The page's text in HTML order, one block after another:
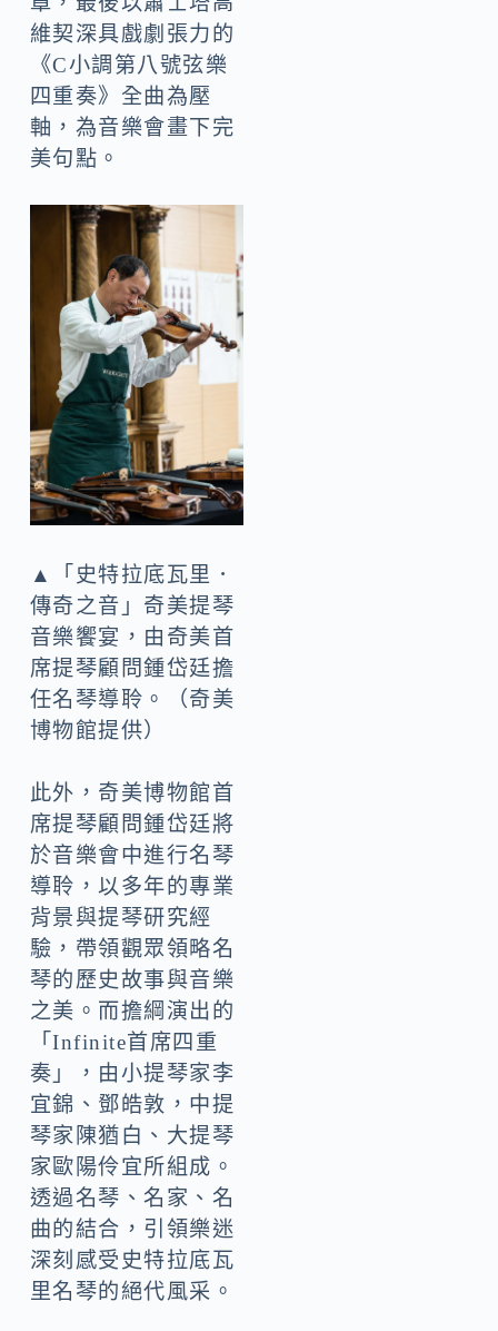
維契深具戲劇張力的
《C小調第八號弦樂
四重奏》全曲為壓
軸，為音樂會畫下完
美句點。
▲「史特拉底瓦里．
傳奇之音」奇美提琴
音樂饗宴，由奇美首
席提琴顧問鍾岱廷擔
任名琴導聆。（奇美
博物館提供）
此外，奇美博物館首
席提琴顧問鍾岱廷將
於音樂會中進行名琴
導聆，以多年的專業
背景與提琴研究經
驗，帶領觀眾領略名
琴的歷史故事與音樂
之美。而擔綱演出的
「Infinite首席四重
奏」，由小提琴家李
宜錦、鄧皓敦，中提
琴家陳猶白、大提琴
家歐陽伶宜所組成。
透過名琴、名家、名
曲的結合，引領樂迷
深刻感受史特拉底瓦
里名琴的絕代風采。